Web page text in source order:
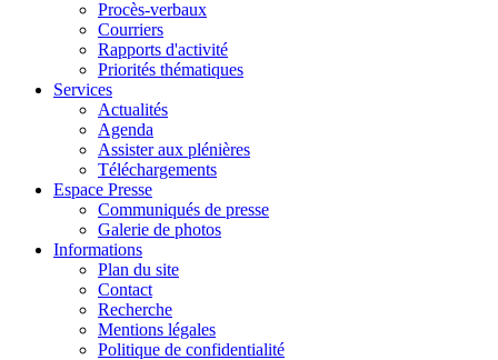
Procès-verbaux
Courriers
Rapports d'activité
Priorités thématiques
Services
Actualités
Agenda
Assister aux plénières
Téléchargements
Espace Presse
Communiqués de presse
Galerie de photos
Informations
Plan du site
Contact
Recherche
Mentions légales
Politique de confidentialité